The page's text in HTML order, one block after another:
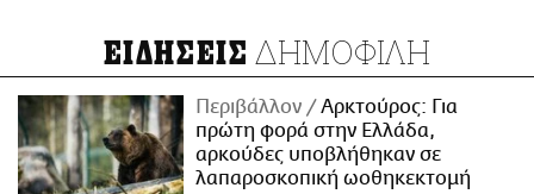
ΕΙΔΗΣΕΙΣ ΔΗΜΟΦΙΛΗ
Περιβάλλον
Αρκτούρος: Για
πρώτη φορά στην Ελλάδα,
αρκούδες υποβλήθηκαν σε
λαπαροσκοπική ωοθηκεκτομή